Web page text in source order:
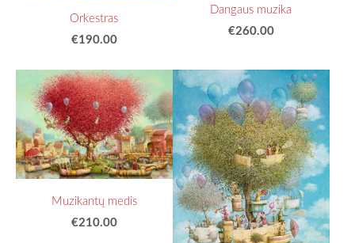
Orkestras
€190.00
Dangaus muzika
€260.00
Muzikantų medis
€210.00